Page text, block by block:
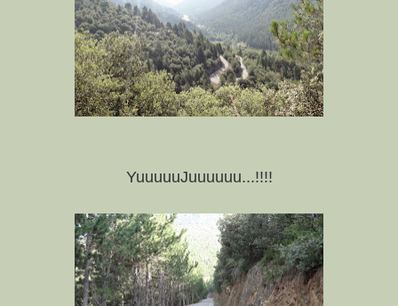
YuuuuuJuuuuuu...!!!!